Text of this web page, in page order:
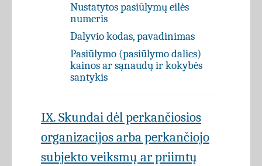
Nustatytos pasiūlymų eilės
numeris
Dalyvio kodas, pavadinimas
Pasiūlymo (pasiūlymo dalies)
kainos ar sąnaudų ir kokybės
santykis
IX. Skundai dėl perkančiosios
organizacijos arba perkančiojo
subjekto veiksmų ar priimtų